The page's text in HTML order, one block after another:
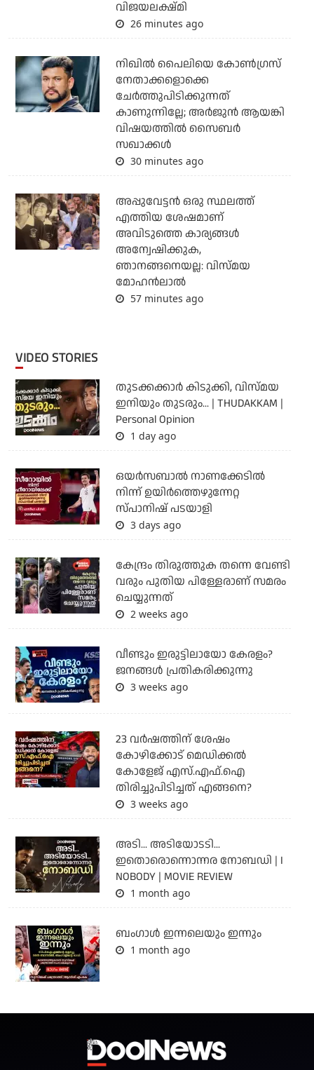
വിജയലക്ഷ്മി
26 minutes ago
നിഖില്‍ പൈലിയെ കോണ്‍ഗ്രസ്
നേതാക്കളൊക്കെ
ചേര്‍ത്തുപിടിക്കുന്നത്
കാണുന്നില്ലേ; അര്‍ജുന്‍ ആയങ്കി
വിഷയത്തില്‍ സൈബര്‍
സഖാക്കള്‍
30 minutes ago
അപ്പുവേട്ടന്‍ ഒരു സ്ഥലത്ത്
എത്തിയ ശേഷമാണ്
അവിടുത്തെ കാര്യങ്ങള്‍
അന്വേഷിക്കുക,
ഞാനങ്ങനെയല്ല: വിസ്മയ
മോഹന്‍ലാല്‍
57 minutes ago
VIDEO STORIES
തുടക്കക്കാര്‍ കിടുക്കി, വിസ്മയ
ഇനിയും തുടരും... | THUDAKKAM |
Personal Opinion
1 day ago
ഒയര്‍സബാൽ നാണക്കേടിൽ
നിന്ന് ഉയിർത്തെഴുന്നേറ്റ
സ്പാനിഷ് പടയാളി
3 days ago
കേന്ദ്രം തിരുത്തുക തന്നെ വേണ്ടി
വരും പുതിയ പിള്ളേരാണ് സമരം
ചെയ്യുന്നത്
2 weeks ago
വീണ്ടും ഇരുട്ടിലായോ കേരളം?
ജനങ്ങൾ പ്രതികരിക്കുന്നു
3 weeks ago
23 വർഷത്തിന് ശേഷം
കോഴിക്കോട് മെഡിക്കൽ
കോളേജ് എസ്.എഫ്.ഐ
തിരിച്ചുപിടിച്ചത് എങ്ങനെ?
3 weeks ago
അടി... അടിയോടടി...
ഇതൊരൊന്നൊന്നര നോബഡി | I
NOBODY | MOVIE REVIEW
1 month ago
ബംഗാള്‍ ഇന്നലെയും ഇന്നും
1 month ago